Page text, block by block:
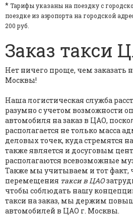
* Тарифы указаны на поездку с
поездке из аэропорта на городской
200 руб.
Заказ такси
Нет ничего проще, чем заказать
Москвы!
Наша логистическая служба
разумно с учетом возможности
автомобиля на заказ в ЦАО,
располагается не только масса
деловых точек, куда стремятся
также является и досуговым
располагаются всевозможные
Также мы учитываем и тот факт,
перемещения такси в ЦАО
чтобы соблюдать нашу
такси на заказ, мы держим
автомобилей в ЦАО г. Москвы.